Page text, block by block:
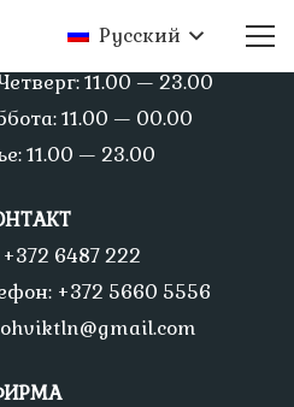
Русский
РАБОТЫ
11.00 — 23.00
11.00 — 00.00
11.00 — 23.00
6487 222
+372 5660 5556